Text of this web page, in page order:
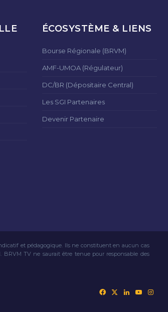
ÉCOSYSTÈME & LIENS
Bourse Régionale (BRVM)
AMF-UMOA (Régulateur)
DC/BR (Dépositaire Central)
Les SGI Partenaires
Devenir Partenaire
et pédagogique. Ils ne constituent en aucun cas
TV ne saurait être tenue pour responsable des
FacebookLinkedinYouTube